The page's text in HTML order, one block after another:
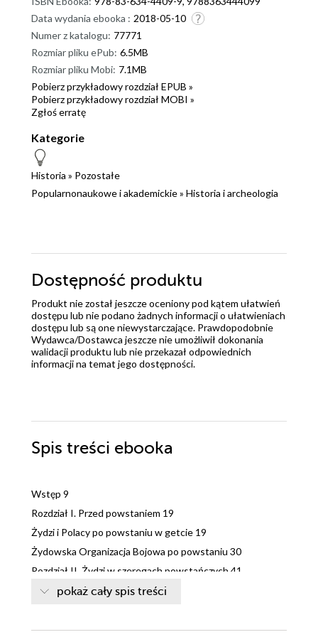
Data wydania ebooka : 2018-05-10
Numer z katalogu: 77771
Rozmiar pliku ePub: 6.5MB
Rozmiar pliku Mobi: 7.1MB
Pobierz przykładowy rozdział EPUB »
Pobierz przykładowy rozdział MOBI »
Zgłoś erratę
Kategorie
Historia » Pozostałe
Popularnonaukowe i akademickie» Historia i archeologia
Dostępność produktu
Produkt nie został jeszcze oceniony pod kątem ułatwień
dostępu lub nie podano żadnych informacji o ułatwieniach
dostępu lub są one niewystarczające. Prawdopodobnie
Wydawca/Dostawca jeszcze nie umożliwił dokonania
walidacji produktu lub nie przekazał odpowiednich
informacji na temat jego dostępności.
Spis treści ebooka
Wstęp 9
Rozdział I. Przed powstaniem 19
Żydzi i Polacy po powstaniu w getcie 19
Żydowska Organizacja Bojowa po powstaniu 30
Rozdział II. Żydzi w szeregach powstańczych 41
Żydowska Organizacja Bojowa w powstaniu 41
Zaprzysiężeni przed powstaniem żołnierze AK 58
pokaż cały spis treści